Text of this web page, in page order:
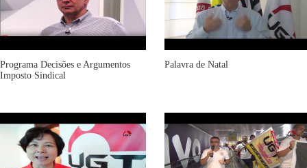
Programa Decisões e Argumentos
Imposto Sindical
Palavra de Natal